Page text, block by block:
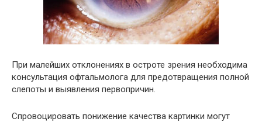
При малейших отклонениях в остроте зрения необходима
консультация офтальмолога для предотвращения полной
слепоты и выявления первопричин.
Спровоцировать понижение качества картинки могут